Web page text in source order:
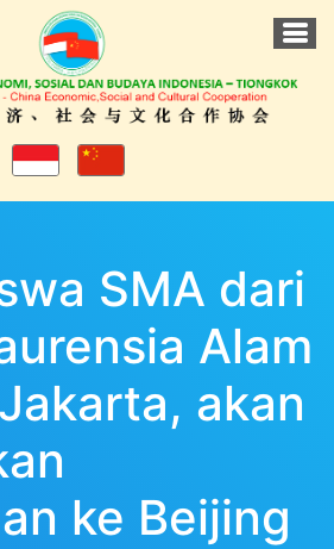
SMA dari
Alam
akan
ke Beijing